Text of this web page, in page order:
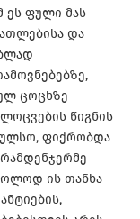
ეს ფული მას
და
ცოცხზე
წიგნის
ფიქრობდა
ის თანხა